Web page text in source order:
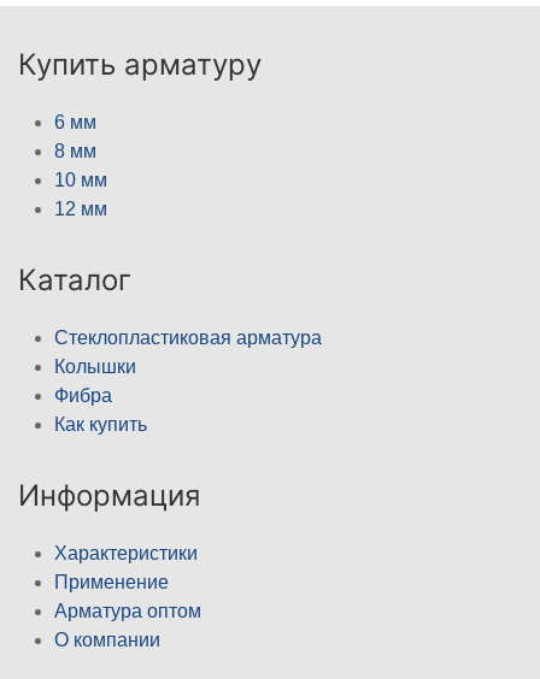
Купить арматуру
6 мм
8 мм
10 мм
12 мм
Каталог
Стеклопластиковая арматура
Колышки
Фибра
Как купить
Информация
Характеристики
Применение
Арматура оптом
О компании